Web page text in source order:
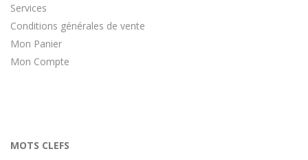
Services
Conditions générales de vente
Mon Panier
Mon Compte
MOTS CLEFS